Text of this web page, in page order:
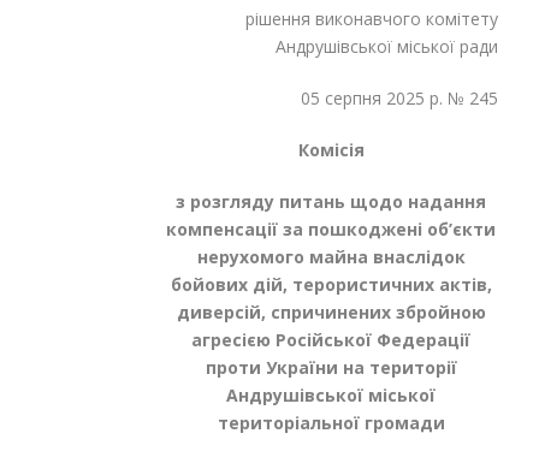
рішення виконавчого комітету
Андрушівської міської ради
05 серпня 2025 р. № 245
Комісія
з розгляду питань щодо надання
компенсації за пошкоджені об’єкти
нерухомого майна внаслідок
бойових дій, терористичних актів,
диверсій, спричинених збройною
агресією Російської Федерації
проти України на території
Андрушівської міської
територіальної громади